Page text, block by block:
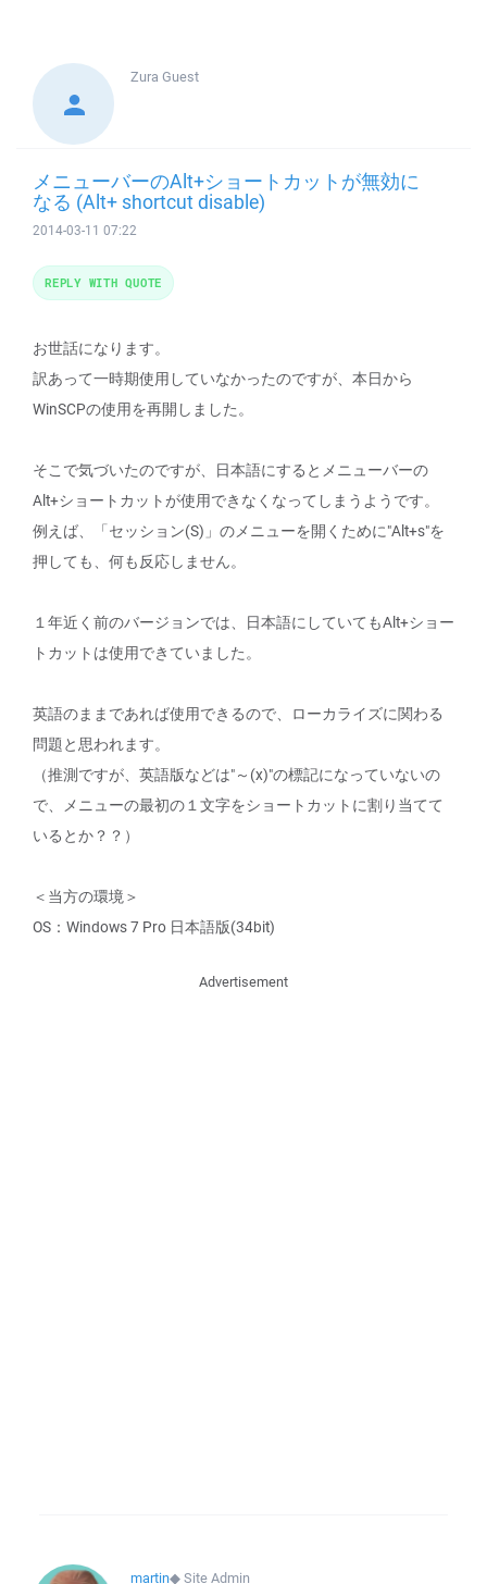
Zura Guest
メニューバーのAlt+ショートカットが無効に
なる (Alt+ shortcut disable)
2014-03-11 07:22
お世話になります。
訳あって一時期使用していなかったのですが、本日から
WinSCPの使用を再開しました。
そこで気づいたのですが、日本語にするとメニューバーの
Alt+ショートカットが使用できなくなってしまうようです。
例えば、「セッション(S)」のメニューを開くために"Alt+s"を
押しても、何も反応しません。
１年近く前のバージョンでは、日本語にしていてもAlt+ショー
トカットは使用できていました。
英語のままであれば使用できるので、ローカライズに関わる
問題と思われます。
（推測ですが、英語版などは"～(x)"の標記になっていないの
で、メニューの最初の１文字をショートカットに割り当てて
いるとか？？）
＜当方の環境＞
OS：Windows 7 Pro 日本語版(34bit)
REPLY WITH QUOTE
Advertisement
martin◆Site Admin